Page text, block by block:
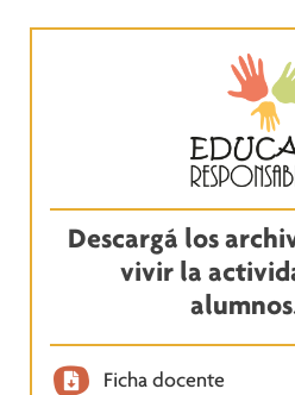
Descargá los
vivir la
Ficha docente